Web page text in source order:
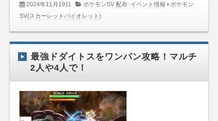
2024年11月19日 ポケモンSV 配布･イベント情報 •ポケモン
SV(スカーレットバイオレット)
最強ドダイトスをワンパン攻略！マルチ
2人や4人で！